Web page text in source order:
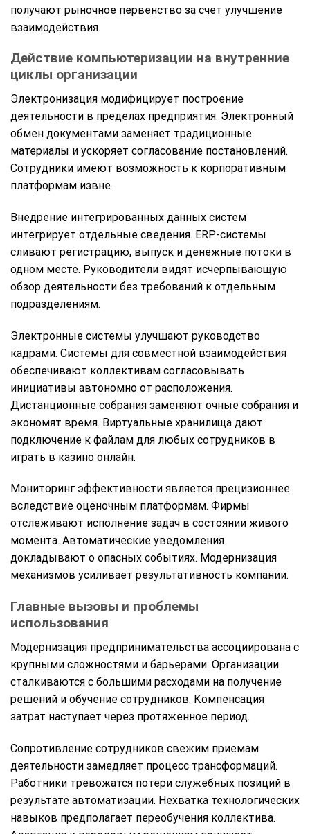
получают рыночное первенство за счет улучшение
взаимодействия.
Действие компьютеризации на внутренние
циклы организации
Электронизация модифицирует построение
деятельности в пределах предприятия. Электронный
обмен документами заменяет традиционные
материалы и ускоряет согласование постановлений.
Сотрудники имеют возможность к корпоративным
платформам извне.
Внедрение интегрированных данных систем
интегрирует отдельные сведения. ERP-системы
сливают регистрацию, выпуск и денежные потоки в
одном месте. Руководители видят исчерпывающую
обзор деятельности без требований к отдельным
подразделениям.
Электронные системы улучшают руководство
кадрами. Системы для совместной взаимодействия
обеспечивают коллективам согласовывать
инициативы автономно от расположения.
Дистанционные собрания заменяют очные собрания и
экономят время. Виртуальные хранилища дают
подключение к файлам для любых сотрудников в
играть в казино онлайн.
Мониторинг эффективности является прецизионнее
вследствие оценочным платформам. Фирмы
отслеживают исполнение задач в состоянии живого
момента. Автоматические уведомления
докладывают о опасных событиях. Модернизация
механизмов усиливает результативность компании.
Главные вызовы и проблемы
использования
Модернизация предпринимательства ассоциирована с
крупными сложностями и барьерами. Организации
сталкиваются с большими расходами на получение
решений и обучение сотрудников. Компенсация
затрат наступает через протяженное период.
Сопротивление сотрудников свежим приемам
деятельности замедляет процесс трансформаций.
Работники тревожатся потери служебных позиций в
результате автоматизации. Нехватка технологических
навыков предполагает переобучения коллектива.